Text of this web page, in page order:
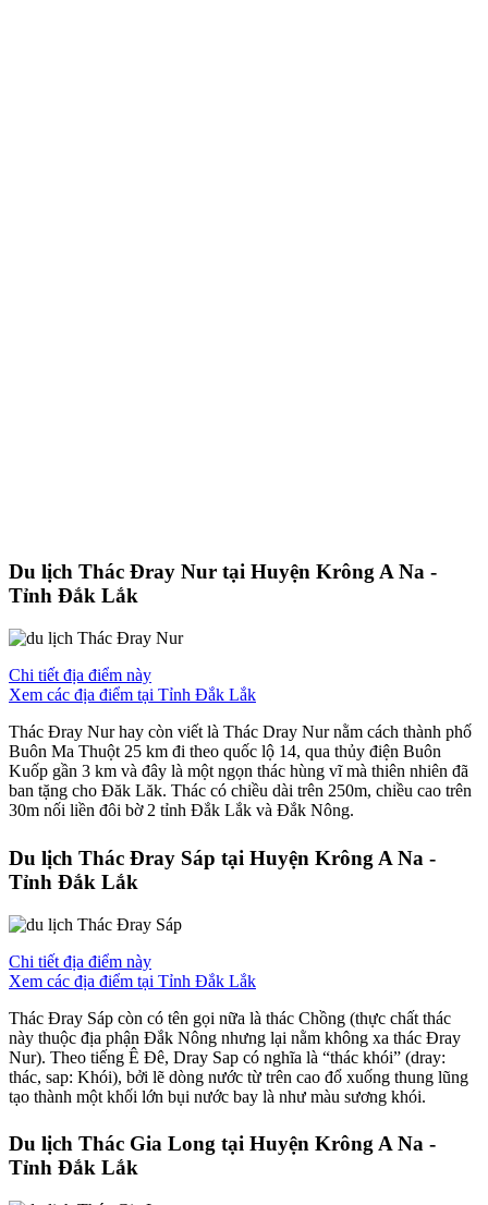
Du lịch Thác Đray Nur tại Huyện Krông A Na -
Tỉnh Đắk Lắk
Chi tiết địa điểm này
Xem các địa điểm tại Tỉnh Đắk Lắk
Thác Đray Nur hay còn viết là Thác Dray Nur nằm cách thành phố
Buôn Ma Thuột 25 km đi theo quốc lộ 14, qua thủy điện Buôn
Kuốp‎ gần 3 km và đây là một ngọn thác hùng vĩ mà thiên nhiên đã
ban tặng cho Đăk Lăk. Thác có chiều dài trên 250m, chiều cao trên
30m nối liền đôi bờ 2 tỉnh Đắk Lắk và Đắk Nông.
Du lịch Thác Đray Sáp tại Huyện Krông A Na -
Tỉnh Đắk Lắk
Chi tiết địa điểm này
Xem các địa điểm tại Tỉnh Đắk Lắk
Thác Đray Sáp còn có tên gọi nữa là thác Chồng (thực chất thác
này thuộc địa phận Đắk Nông nhưng lại nằm không xa thác Đray
Nur). Theo tiếng Ê Đê, Dray Sap có nghĩa là “thác khói” (dray:
thác, sap: Khói), bởi lẽ dòng nước từ trên cao đổ xuống thung lũng
tạo thành một khối lớn bụi nước bay là như màu sương khói.
Du lịch Thác Gia Long tại Huyện Krông A Na -
Tỉnh Đắk Lắk